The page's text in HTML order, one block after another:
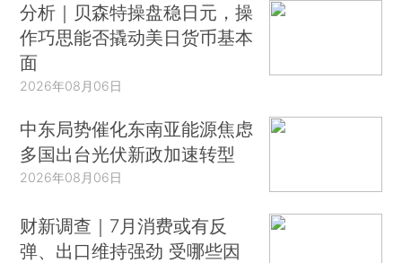
分析｜贝森特操盘稳日元，操
作巧思能否撬动美日货币基本
面
2026年08月06日
中东局势催化东南亚能源焦虑
多国出台光伏新政加速转型
2026年08月06日
财新调查｜7月消费或有反
弹、出口维持强劲 受哪些因